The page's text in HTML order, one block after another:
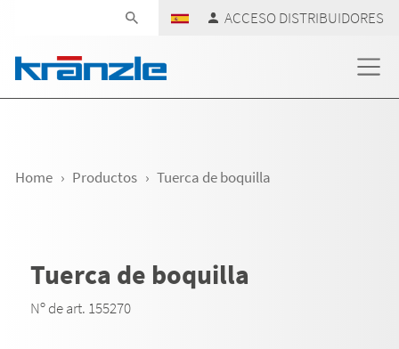
ACCESO DISTRIBUIDORES
Home Productos Tuerca de boquilla
Tuerca de boquilla
Nº de art. 155270